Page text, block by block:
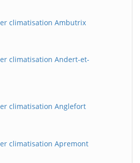
climatisation Ambutrix
climatisation Andert-et-
climatisation Anglefort
climatisation Apremont